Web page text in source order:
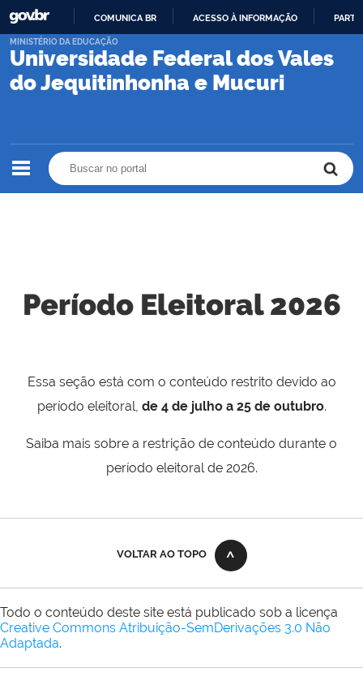
PARA
CONTEÚDO
COMUNICA BR ACESSO À INFORMAÇÃO
Universidade Federal dos Vales
do Jequitinhonha e Mucuri
MINISTÉRIO DA EDUCAÇÃO
Período Eleitoral 2026
Essa seção está com o conteúdo restrito devido ao
período eleitoral, de 4 de julho a 25 de outubro.
Saiba mais sobre a restrição de conteúdo durante o
período eleitoral de 2026.
VOLTAR AO TOPO
Todo o conteúdo deste site está publicado sob a licença
Creative Commons Atribuição-SemDerivações 3.0 Não
Adaptada.